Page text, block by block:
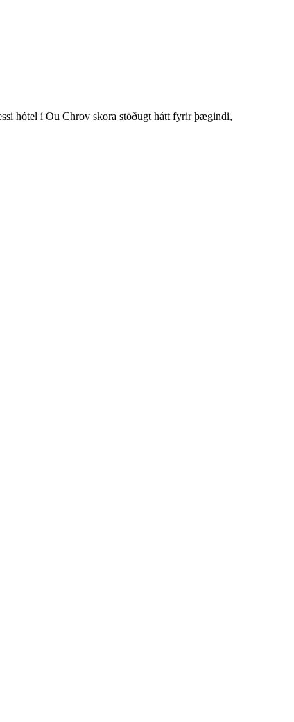
hótel í Ou Chrov skora stöðugt hátt fyrir þægindi,